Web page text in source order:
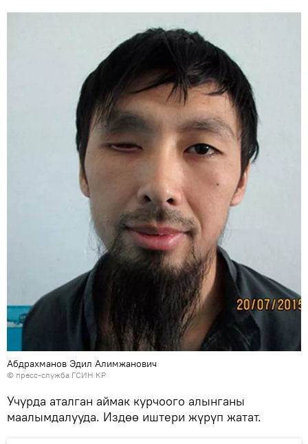
Абдрахманов Эдил Алимжанович
© пресс-служба ГСИН КР
Учурда аталган аймак курчоого алынганы
маалымдалууда. Издөө иштери жүрүп жатат.